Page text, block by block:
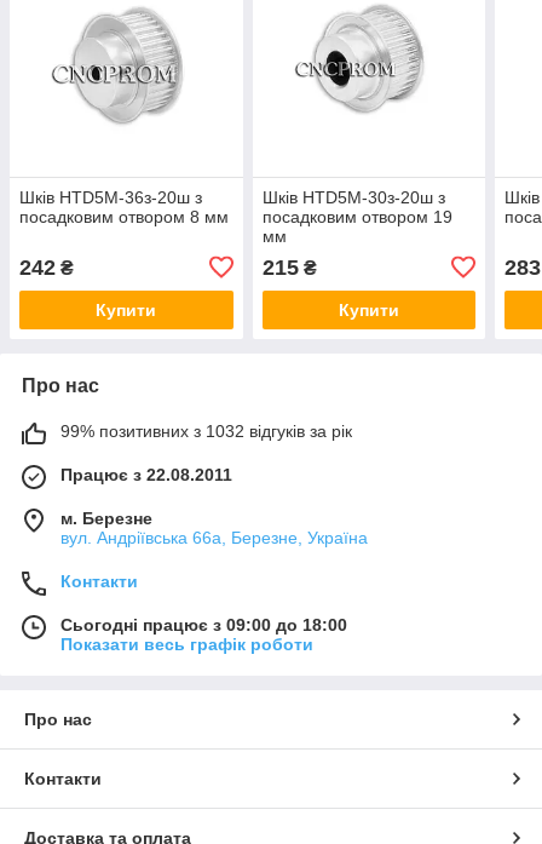
Шків HTD5M-36з-20ш з
посадковим отвором 8 мм
242 ₴
Купити
Шків HTD5M-30з-20ш з
посадковим отвором 19
мм
215₴
Купити
283
Про нас
99% позитивних з 1032 відгуків за рік
Працює з 22.08.2011
м. Березне
вул. Андріївська 66а, Березне, Україна
Контакти
Сьогодні працює з 09:00 до 18:00
Показати весь графік роботи
Про нас
Контакти
Доставка та оплата